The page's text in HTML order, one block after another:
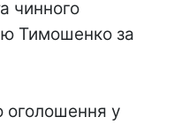
чинного
Тимошенко за
оголошення у